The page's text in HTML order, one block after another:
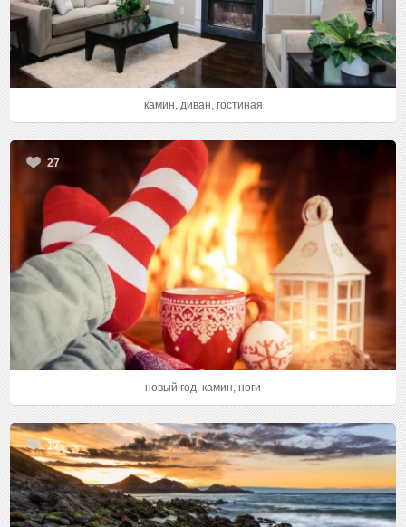
камин, диван, гостиная
27
новый год, камин, ноги
17